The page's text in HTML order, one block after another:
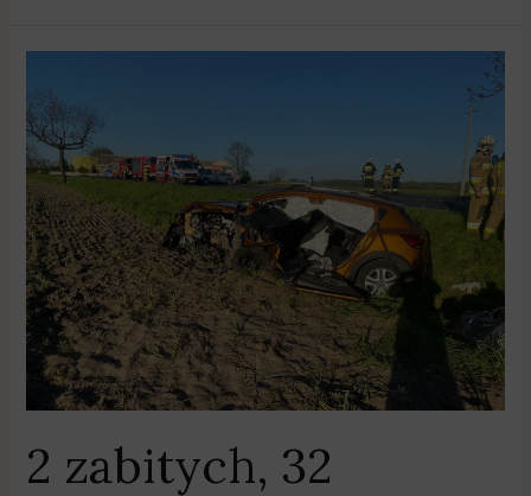
2 zabitych, 32
zabitych,
32
rannych
–
majówka
na
wielkopolskich
drogach